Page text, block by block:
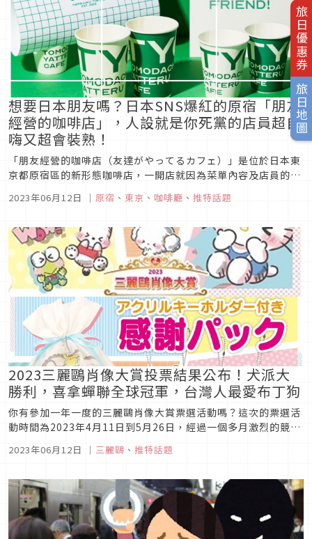
旅日優惠券
旅日地圖
想要日本朋友嗎？日本SNS爆紅的原宿「朋友
經營的咖啡店」，人設就是你死黨的店員超自
嗨又超會裝熟！
「朋友經營的咖啡店（友達がやってるカフェ）」是位於日本東
京都原宿區的新形態咖啡店，一開店就因為菜單內容及店員的待
對話，還可以一起拍照聊天，就像是真的進到一間由朋友開的咖
的朋友，非常推薦一訪...
2023年06月12日 ｜ 原宿 、 東京 、 咖啡廳 、 推特話題
2023三麗鷗肖像大賞投票結果公布！犬派大
勝利，喜拿蟬聯全球冠軍，台灣人最愛布丁狗
你有參加一年一度的三麗鷗肖像大賞票選活動嗎？這次的票選活
動時間為2023年4月11日到5月26日，經過一個多月激烈的競爭
布，期間呼聲頗高的三麗鷗角色也都不負重望上榜，一起來看看
2023年06月12日 ｜ 三麗鷗 、 推特話題